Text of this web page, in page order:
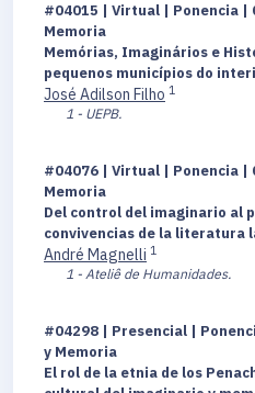
#04015 | Virtual | Ponencia |
Memoria
Memórias, Imaginários e
pequenos municípios do
José Adilson Filho 1
1 - UEPB.
#04076 | Virtual | Ponencia |
Memoria
Del control del imaginario al
convivencias de la literatura
André Magnelli 1
1 - Ateliê de Humanidades.
#04298 | Presencial |
y Memoria
El rol de la etnia de los